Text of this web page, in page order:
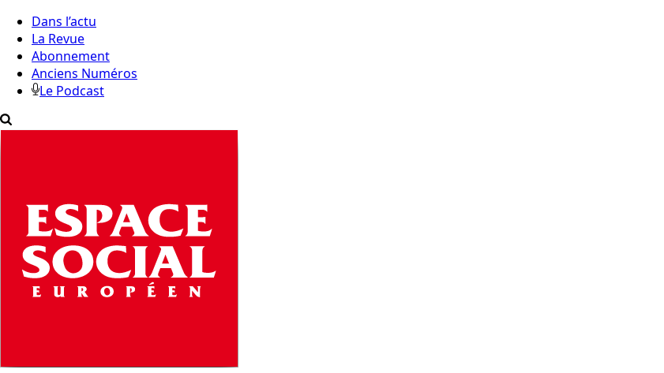
Dans l’actu
La Revue
Abonnement
Anciens Numéros
Le Podcast